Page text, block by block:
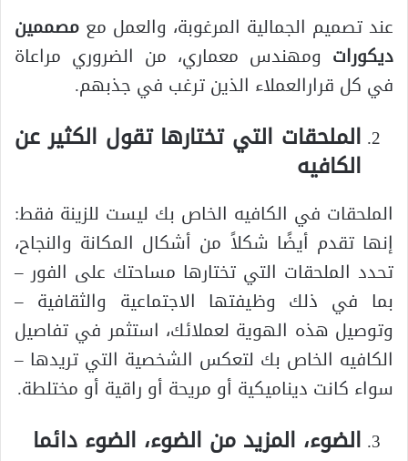
عند تصميم الجمالية المرغوبة، والعمل مع مصممين
ديكورات ومهندس معماري، من الضروري مراعاة
في كل قرارالعملاء الذين ترغب في جذبهم.
الملحقات التي تختارها تقول الكثير عن
الكافيه
الملحقات في الكافيه الخاص بك ليست للزينة فقط:
إنها تقدم أيضًا شكلاً من أشكال المكانة والنجاح،
تحدد الملحقات التي تختارها مساحتك على الفور –
بما في ذلك وظيفتها الاجتماعية والثقافية –
وتوصيل هذه الهوية لعملائك، استثمر في تفاصيل
الكافيه الخاص بك لتعكس الشخصية التي تريدها –
سواء كانت ديناميكية أو مريحة أو راقية أو مختلطة.
الضوء، المزيد من الضوء، الضوء دائما